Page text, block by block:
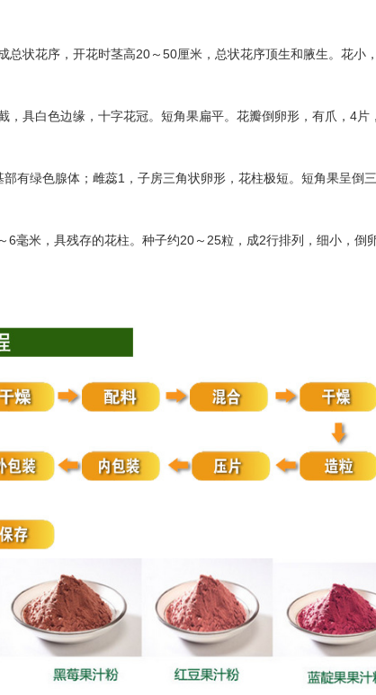
总状花序，开花时茎高20 ～ 50厘米，总状花序顶生和腋生。花小
，具白色边缘，十字花冠。短角果扁平。花瓣倒卵形，有爪， 4片
部有绿色腺体；雌蕊1 ，子房三角状卵形，花柱极短。短角果呈倒
～ 6毫米，具残存的花柱。种子约20 ～ 25粒，成2行排列，细小，倒